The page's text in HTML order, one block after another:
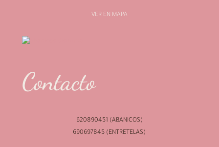
VER EN MAPA
Contacto
620890451 (ABANICOS)
690697845 (ENTRETELAS)